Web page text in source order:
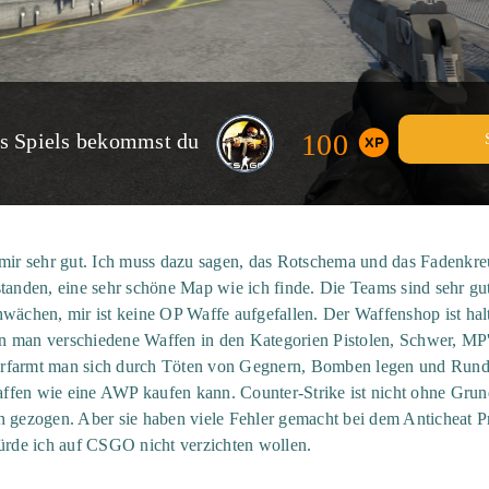
Spiels bekommst du 100
sehr gut. Ich muss dazu sagen, das Rotschema und das
eine sehr schöne Map wie ich finde. Die Teams sind sehr
mir ist keine OP Waffe aufgefallen. Der Waffenshop ist
man verschiedene Waffen in den Kategorien Pistolen, Schwer,
man sich durch Töten von Gegnern, Bomben legen und
wie eine AWP kaufen kann. Counter-Strike ist nicht ohne
gezogen. Aber sie haben viele Fehler gemacht bei dem Anticheat
ich auf CSGO nicht verzichten wollen.